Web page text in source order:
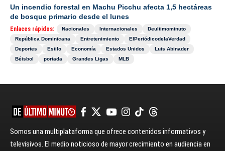
Un incendio forestal en Machu Picchu afecta 1,5 hectáreas
de bosque primario desde el lunes
Enlaces rápidos: Nacionales Internacionales
Deultimominuto
República Dominicana
Entretenimiento
ElPeriódicodelaVerdad
Deportes
Estilo Economía Estados Unidos
Luis Abinader
Béisbol
portada Grandes Ligas MLB
Somos una multiplataforma que ofrece contenidos informativos y
televisivos. El medio noticioso de mayor crecimiento en audiencia en